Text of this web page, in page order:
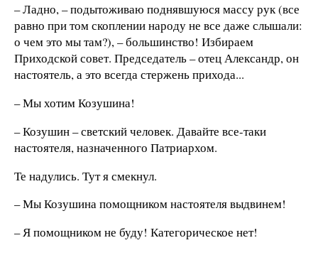
– Ладно, – подытоживаю поднявшуюся массу рук (все
равно при том скоплении народу не все даже слышали:
о чем это мы там?), – большинство! Избираем
Приходской совет. Председатель – отец Александр, он
настоятель, а это всегда стержень прихода...
– Мы хотим Козушина!
– Козушин – светский человек. Давайте все-таки
настоятеля, назначенного Патриархом.
Те надулись. Тут я смекнул.
– Мы Козушина помощником настоятеля выдвинем!
– Я помощником не буду! Категорическое нет!